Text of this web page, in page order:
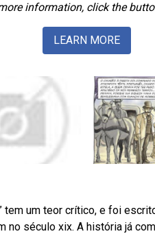
information, click the
LEARN MORE
tem um teor crítico, e foi
século xix. A história já